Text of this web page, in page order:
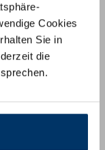
Cookies
Sie in
die